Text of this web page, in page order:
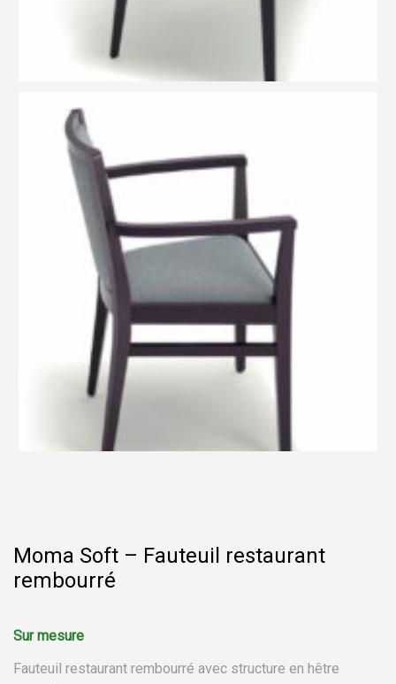
Moma Soft – Fauteuil restaurant
rembourré
Fauteuil restaurant rembourré avec structure en hêtre